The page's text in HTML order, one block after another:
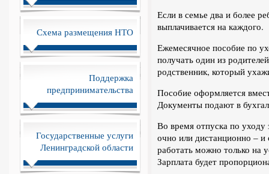
Схема размещения НТО
Поддержка
предпринимательства
Государственные услуги
Ленинградской области
Если в семье два и более
выплачивается на каждого.
Ежемесячное пособие по
получать один из
родственник, который
Пособие оформляется
Документы подают в
Во время отпуска по
очно или дистанционно –
работать можно только на
Зарплата будет